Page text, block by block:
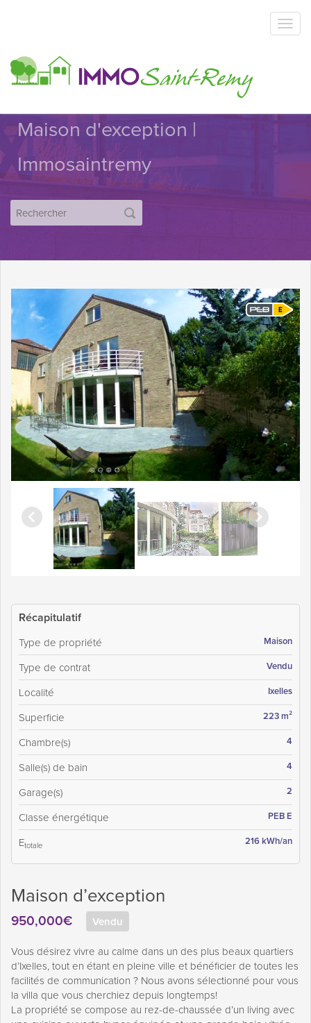
Maison d'exception |
Immosaintremy
Récapitulatif
Type de propriété Maison
Type de contrat Vendu
Localité Ixelles
Superficie 223 m²
Chambre(s) 4
Salle(s) de bain 4
Garage(s) 2
Classe énergétique PEB E
Etotale 216 kWh/an
Maison d’exception
950,000€ Vendu
Vous désirez vivre au calme dans un des plus beaux quartiers
d’Ixelles, tout en étant en pleine ville et bénéficier de toutes les
facilités de communication ? Nous avons sélectionné pour vous
la villa que vous cherchiez depuis longtemps!
La propriété se compose au rez-de-chaussée d’un living avec